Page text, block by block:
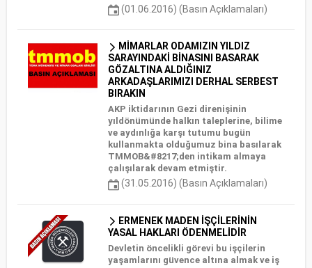
(01.06.2016) (Basın Açıklamaları)
MİMARLAR ODAMIZIN YILDIZ
SARAYINDAKİ BİNASINI BASARAK
GÖZALTINA ALDIĞINIZ
ARKADAŞLARIMIZI DERHAL SERBEST
BIRAKIN
AKP iktidarının Gezi direnişinin
yıldönümünde halkın taleplerine, bilime
ve aydınlığa karşı tutumu bugün
kullanmakta olduğumuz bina basılarak
TMMOB&#8217;den intikam almaya
çalışılarak devam etmiştir.
(31.05.2016) (Basın Açıklamaları)
ERMENEK MADEN İŞÇİLERİNİN
YASAL HAKLARI ÖDENMELİDİR
Devletin öncelikli görevi bu işçilerin
yaşamlarını güvence altına almak ve iş